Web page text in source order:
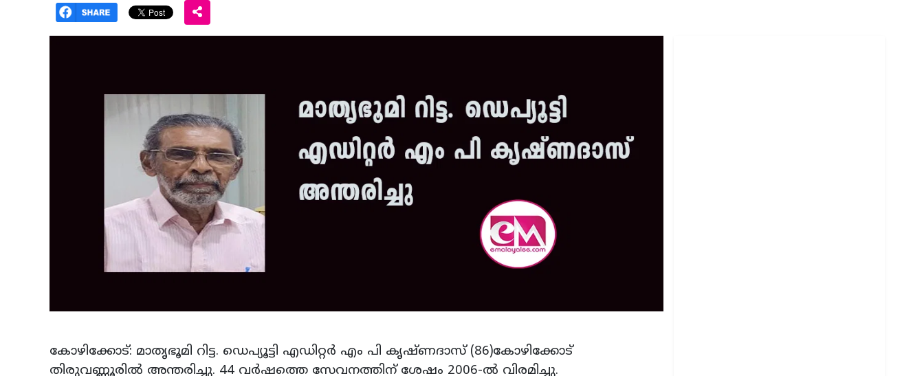
കോഴിക്കോട്: മാതൃഭൂമി റിട്ട. ഡെപ്യൂട്ടി എഡിറ്റര്‍ എം പി കൃഷ്ണദാസ് (86)കോഴിക്കോട്
തിരുവണ്ണൂരില്‍ അന്തരിച്ചു. 44 വര്‍ഷത്തെ സേവനത്തിന് ശേഷം 2006-ല്‍ വിരമിച്ചു.